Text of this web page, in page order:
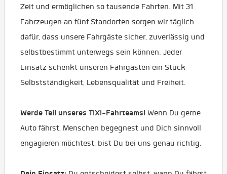
Zeit und ermöglichen so tausende Fahrten. Mit 31
Fahrzeugen an fünf Standorten sorgen wir täglich
dafür, dass unsere Fahrgäste sicher, zuverlässig und
selbstbestimmt unterwegs sein können. Jeder
Einsatz schenkt unseren Fahrgästen ein Stück
Selbstständigkeit, Lebensqualität und Freiheit.
Werde Teil unseres TIXI-Fahrteams! Wenn Du gerne
Auto fährst, Menschen begegnest und Dich sinnvoll
engagieren möchtest, bist Du bei uns genau richtig.